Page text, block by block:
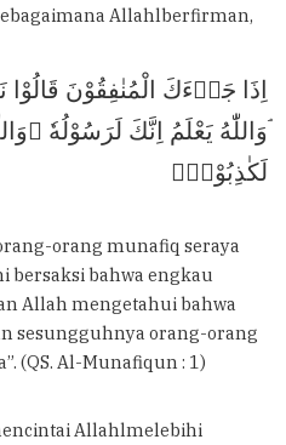
Allahlberfirman,
اِذَا جَاۤءَكَ الْمُنٰفِقُوْنَ
ۘوَاللّٰهُ يَعْلَمُ اِنَّكَ لَرَسُوْلُهٗ
لَكٰذِبُوْنَۚ
orang munafiq seraya
bersaksi bahwa engkau
Allah mengetahui bahwa
sesungguhnya orang-orang
(QS. Al-Munafiqun : 1)
Allahlmelebihi